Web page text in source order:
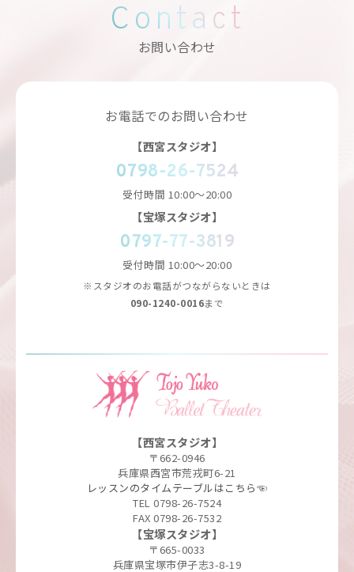
Contact
お問い合わせ
お電話でのお問い合わせ
【西宮スタジオ】
0798-26-7524
受付時間 10:00～20:00
【宝塚スタジオ】
0797-77-3819
受付時間 10:00～20:00
※スタジオのお電話がつながらないときは
090-1240-0016まで
【西宮スタジオ】
〒662-0946
兵庫県西宮市荒戎町6-21
レッスンのタイムテーブルはこちら☜
TEL 0798-26-7524
FAX 0798-26-7532
【宝塚スタジオ】
〒665-0033
兵庫県宝塚市伊孑志3-8-19